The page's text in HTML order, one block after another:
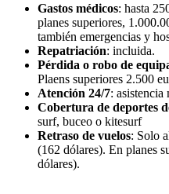
Gastos médicos: hasta
planes superiores,
también emergencias y
Repatriación: incluida.
Pérdida o robo de
Plaens superiores 2.500
Atención 24/7: asistencia
Cobertura de deportes
surf, buceo o kitesurf
Retraso de vuelos: Solo
(162 dólares). En planes
dólares).